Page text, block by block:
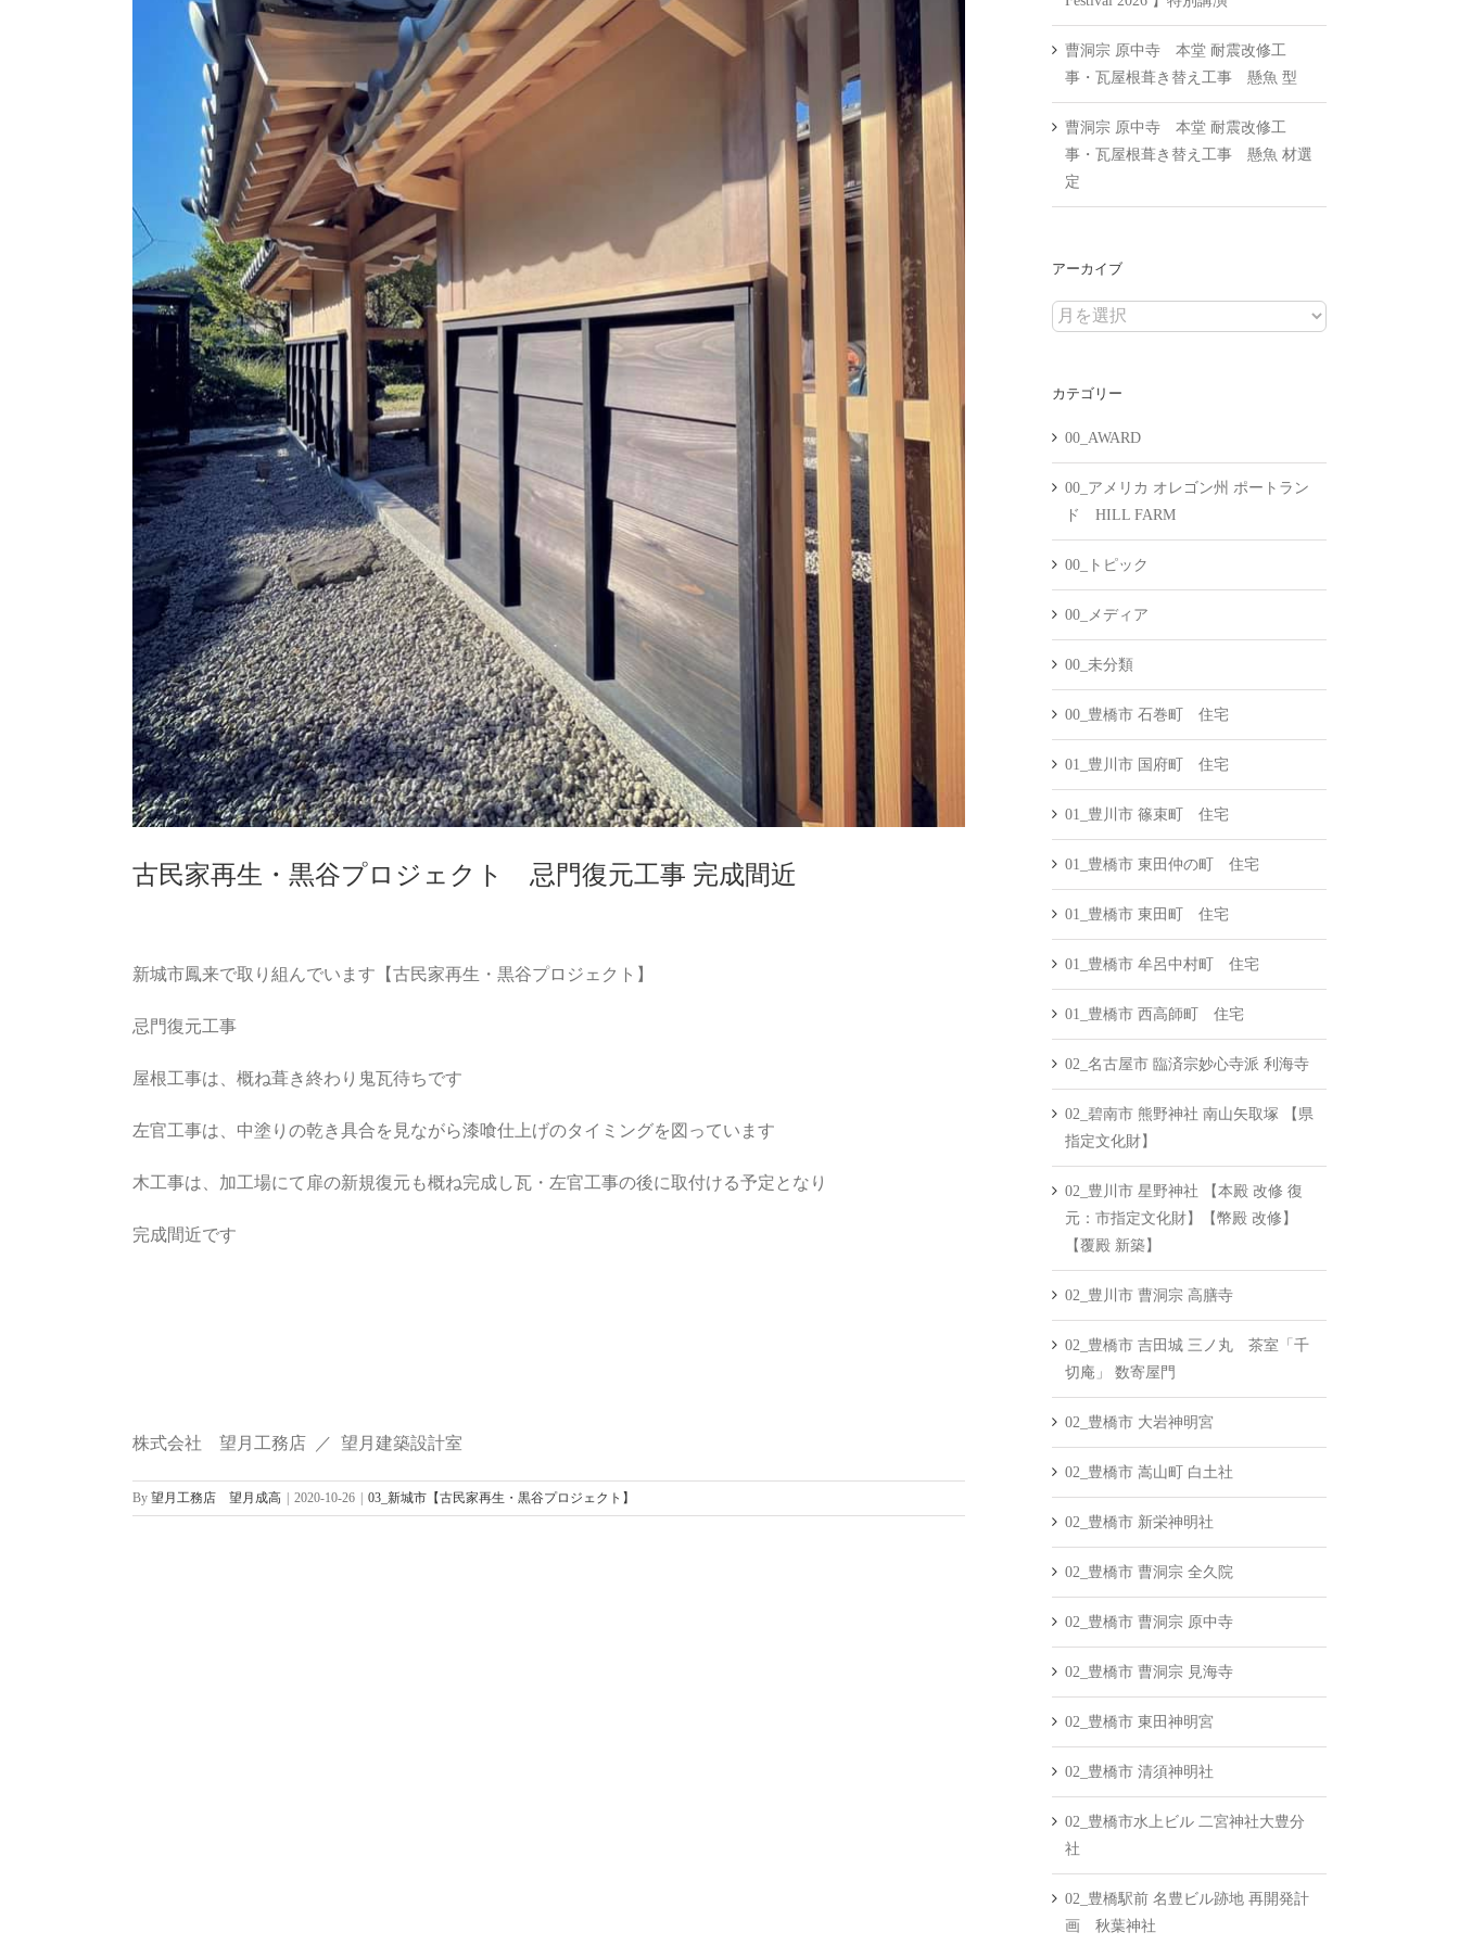
古民家再生・黒谷プロジェクト 忌門復元工事 完成間近
新城市鳳来で取り組んでいます【古民家再生・黒谷プロジェクト】
忌門復元工事
屋根工事は、概ね葺き終わり鬼瓦待ちです
左官工事は、中塗りの乾き具合を見ながら漆喰仕上げのタイミングを図っています
木工事は、加工場にて扉の新規復元も概ね完成し瓦・左官工事の後に取付ける予定となり
完成間近です
株式会社 望月工務店 ／ 望月建築設計室
By 望月工務店 望月成高 | 2020-10-26 | 03_新城市【古民家再生・黒谷プロジェクト】
曹洞宗 原中寺 本堂 耐震改修工
事・瓦屋根葺き替え工事 懸魚 型
曹洞宗 原中寺 本堂 耐震改修工
事・瓦屋根葺き替え工事 懸魚 材選
定
アーカイブ
ア
イ
カテゴリー
00_AWARD
00_アメリカ オレゴン州 ポートラン
ド HILL FARM
00_トピック
00_メディア
00_未分類
00_豊橋市 石巻町 住宅
01_豊川市 国府町 住宅
01_豊川市 篠束町 住宅
01_豊橋市 東田仲の町 住宅
01_豊橋市 東田町 住宅
01_豊橋市 牟呂中村町 住宅
01_豊橋市 西高師町 住宅
02_名古屋市 臨済宗妙心寺派 利海寺
02_碧南市 熊野神社 南山矢取塚 【県
指定文化財】
02_豊川市 星野神社 【本殿 改修 復
元：市指定文化財】【幣殿 改修】
【覆殿 新築】
02_豊川市 曹洞宗 高膳寺
02_豊橋市 吉田城 三ノ丸 茶室「千
切庵」 数寄屋門
02_豊橋市 大岩神明宮
02_豊橋市 嵩山町 白土社
02_豊橋市 新栄神明社
02_豊橋市 曹洞宗 全久院
02_豊橋市 曹洞宗 原中寺
02_豊橋市 曹洞宗 見海寺
02_豊橋市 東田神明宮
02_豊橋市 清須神明社
02_豊橋市水上ビル 二宮神社大豊分
社
02_豊橋駅前 名豊ビル跡地 再開発計
画 秋葉神社